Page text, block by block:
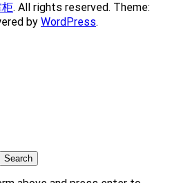
. All rights reserved. Theme:
by WordPress.